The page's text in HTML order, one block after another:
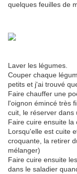
quelques feuilles de
Laver les légumes.
Couper chaque
petits et j'ai trouvé
Faire chauffer une
l'oignon émincé très
cuit, le réserver dans
Faire cuire ensuite la
Lorsqu'elle est cuite
croquante, la retirer
mélanger)
Faire cuire ensuite
dans le saladier